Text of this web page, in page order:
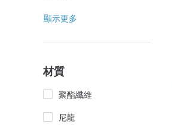
顯示更多
材質
聚酯纖維
尼龍